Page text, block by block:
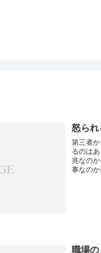
怒ら
第三者
るのは
兆なの
事なの
職場